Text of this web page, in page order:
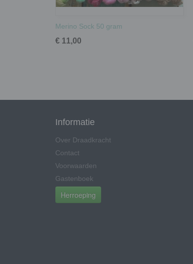
Merino Sock 50 gram
€ 11,00
Informatie
Over Draadkracht
Contact
Voorwaarden
Gastenboek
Herroeping